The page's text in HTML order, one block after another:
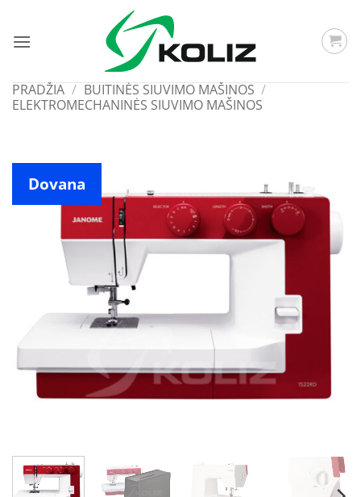
content
PRADŽIA / BUITINĖS SIUVIMO MAŠINOS /
ELEKTROMECHANINĖS SIUVIMO MAŠINOS
Dovana